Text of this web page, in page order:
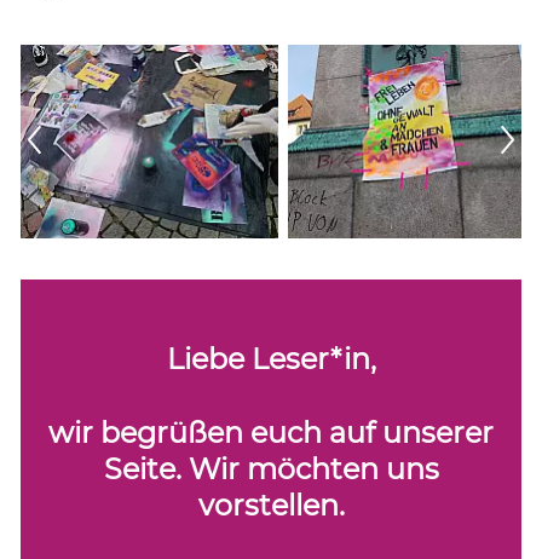
Liebe Leser*in,
wir begrüßen euch auf unserer
Seite. Wir möchten uns
vorstellen.